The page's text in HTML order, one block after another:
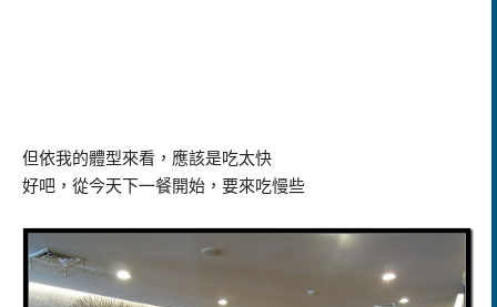
但依我的體型來看，應該是吃太快
好吧，從今天下一餐開始，要來吃慢些